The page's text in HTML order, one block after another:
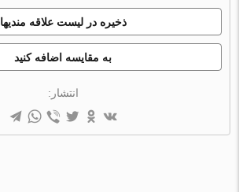
ذخیره در لیست علاقه مندیها
به مقایسه اضافه کنید
انتشار: